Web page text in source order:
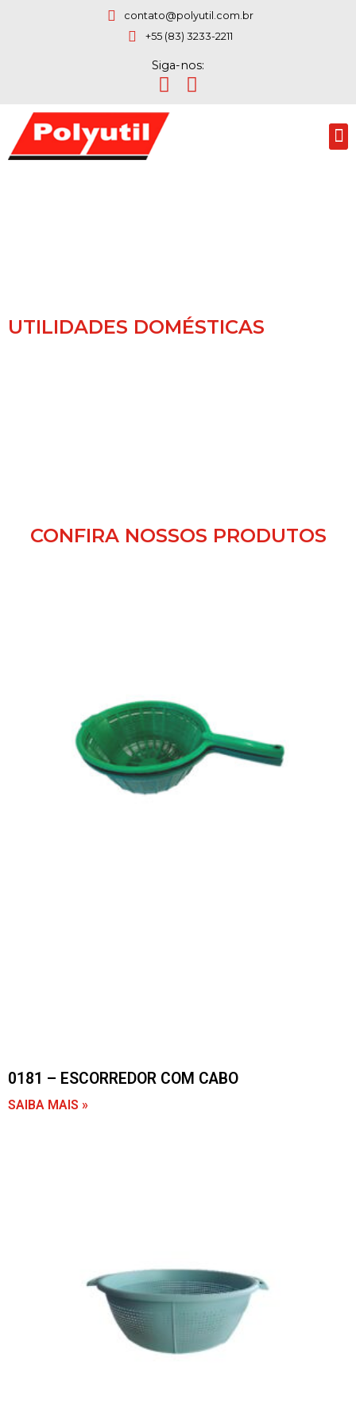
contato@polyutil.com.br
+55 (83) 3233-2211
Siga-nos:
UTILIDADES DOMÉSTICAS
CONFIRA NOSSOS PRODUTOS
0181 – ESCORREDOR COM CABO
SAIBA MAIS »